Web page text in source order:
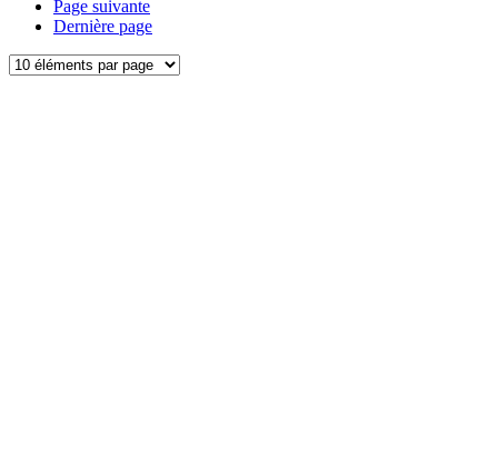
Page suivante
Dernière page